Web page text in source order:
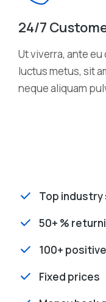
24/7
Ut viverra, ante
luctus metus, sit
neque aliquam
Top
50+ %
100+
Fixed prices